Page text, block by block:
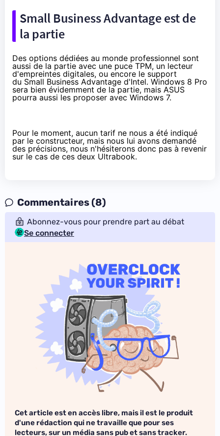
Small Business Advantage est de
la partie
Des options dédiées au monde professionnel sont
aussi de la partie avec une puce TPM, un lecteur
d'empreintes digitales, ou encore le support
du Small Business Advantage d'Intel. Windows 8 Pro
sera bien évidemment de la partie, mais ASUS
pourra aussi les proposer avec Windows 7.
Pour le moment, aucun tarif ne nous a été indiqué
par le constructeur, mais nous lui avons demandé
des précisions, nous n'hésiterons donc pas à revenir
sur le cas de ces deux Ultrabook.
Commentaires (8)
Abonnez-vous pour prendre part au débat
Se connecter
Cet article est en accès libre, mais il est le produit
d'une rédaction qui ne travaille que pour ses
lecteurs, sur un média sans pub et sans tracker.